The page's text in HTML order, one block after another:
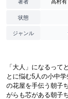
著者 高村
状態
ジャンル
「大人」になるって
とに悩む5人の小中
の花屋を手伝う朝子
がらも芯がある朝子